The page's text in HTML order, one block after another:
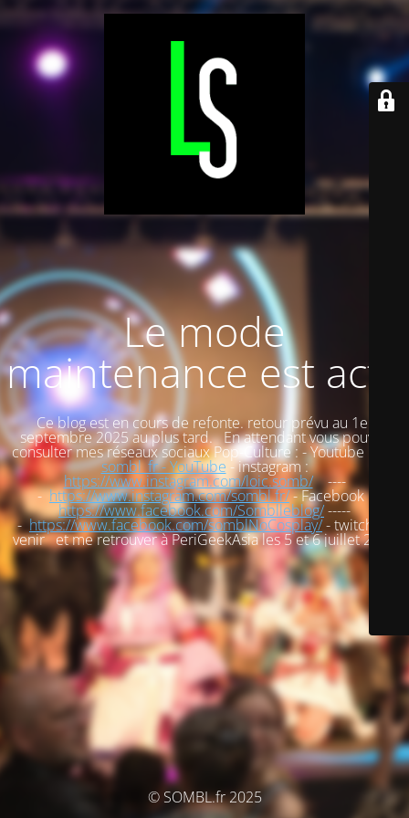
Le mode
maintenance est actif
Ce blog est en cours de refonte. retour prévu au 1er
septembre 2025 au plus tard. En attendant vous pouvez
consulter mes réseaux sociaux Pop-Culture : - Youtube :
sombl_fr - YouTube - instagram :
https://www.instagram.com/loic.somb/----
-https://www.instagram.com/sombl.fr/- Facebook :
https://www.facebook.com/Somblleblog/-----
-https://www.facebook.com/somblNoCosplay/- twitch : à
venir et me retrouver à PeriGeekAsia les 5 et 6 juillet 2025
© SOMBL.fr 2025